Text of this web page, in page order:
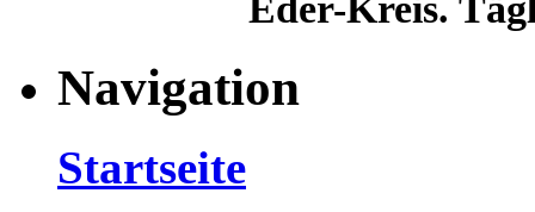
Eder-Kreis.
Navigation
Startseite